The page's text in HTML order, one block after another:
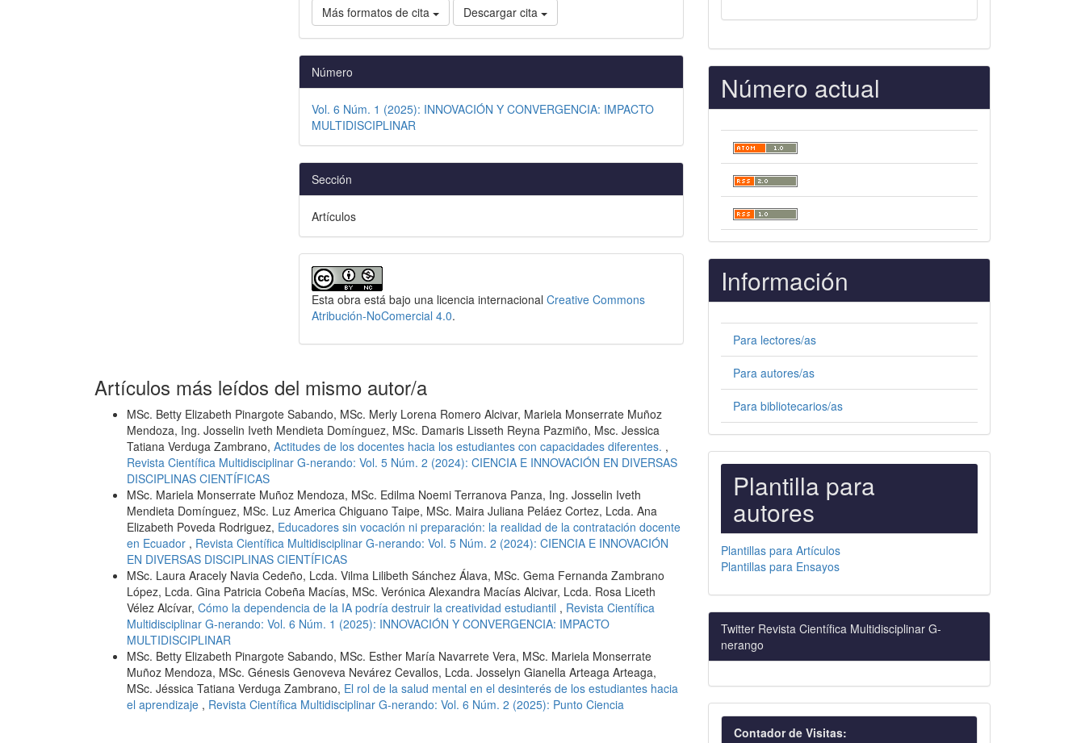
Más formatos de cita Descargar cita
Número
Vol. 6 Núm. 1 (2025): INNOVACIÓN Y CONVERGENCIA: IMPACTO
MULTIDISCIPLINAR
Sección
Artículos
Esta obra está bajo una licencia internacionalCreative Commons
Atribución-NoComercial 4.0.
Artículos más leídos del mismo autor/a
MSc. Betty Elizabeth Pinargote Sabando, MSc. Merly Lorena Romero Alcivar, Mariela Monserrate Muñoz
Mendoza, Ing. Josselin Iveth Mendieta Domínguez, MSc. Damaris Lisseth Reyna Pazmiño, Msc. Jessica
Tatiana Verduga Zambrano, Actitudes de los docentes hacia los estudiantes con capacidades diferentes. ,
Revista Científica Multidisciplinar G-nerando: Vol. 5 Núm. 2 (2024): CIENCIA E INNOVACIÓN EN DIVERSAS
DISCIPLINAS CIENTÍFICAS
MSc. Mariela Monserrate Muñoz Mendoza, MSc. Edilma Noemi Terranova Panza, Ing. Josselin Iveth
Mendieta Domínguez, MSc. Luz America Chiguano Taipe, MSc. Maira Juliana Peláez Cortez, Lcda. Ana
Elizabeth Poveda Rodriguez, Educadores sin vocación ni preparación: la realidad de la contratación docente
en Ecuador , Revista Científica Multidisciplinar G-nerando: Vol. 5 Núm. 2 (2024): CIENCIA E INNOVACIÓN
EN DIVERSAS DISCIPLINAS CIENTÍFICAS
MSc. Laura Aracely Navia Cedeño, Lcda. Vilma Lilibeth Sánchez Álava, MSc. Gema Fernanda Zambrano
López, Lcda. Gina Patricia Cobeña Macías, MSc. Verónica Alexandra Macías Alcivar, Lcda. Rosa Liceth
Vélez Alcívar, Cómo la dependencia de la IA podría destruir la creatividad estudiantil , Revista Científica
Multidisciplinar G-nerando: Vol. 6 Núm. 1 (2025): INNOVACIÓN Y CONVERGENCIA: IMPACTO
MULTIDISCIPLINAR
MSc. Betty Elizabeth Pinargote Sabando, MSc. Esther María Navarrete Vera, MSc. Mariela Monserrate
Muñoz Mendoza, MSc. Génesis Genoveva Nevárez Cevallos, Lcda. Josselyn Gianella Arteaga Arteaga,
MSc. Jéssica Tatiana Verduga Zambrano, El rol de la salud mental en el desinterés de los estudiantes hacia
el aprendizaje , Revista Científica Multidisciplinar G-nerando: Vol. 6 Núm. 2 (2025): Punto Ciencia
Número actual
Información
Para lectores/as
Para autores/as
Para bibliotecarios/as
PLANTILLAS
PARA
AUTORES
Plantilla para
autores
Plantillas para Artículos
Plantillas para Ensayos
Twitter Revista Científica Multidisciplinar G-
nerango
visitas
Contador de Visitas: